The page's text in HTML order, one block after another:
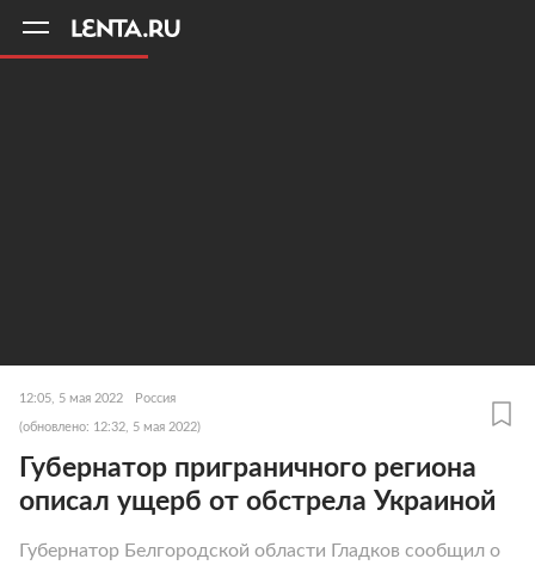
12:05, 5 мая 2022 Россия
(обновлено: 12:32, 5 мая 2022)
Губернатор приграничного региона
описал ущерб от обстрела Украиной
Губернатор Белгородской области Гладков сообщил о